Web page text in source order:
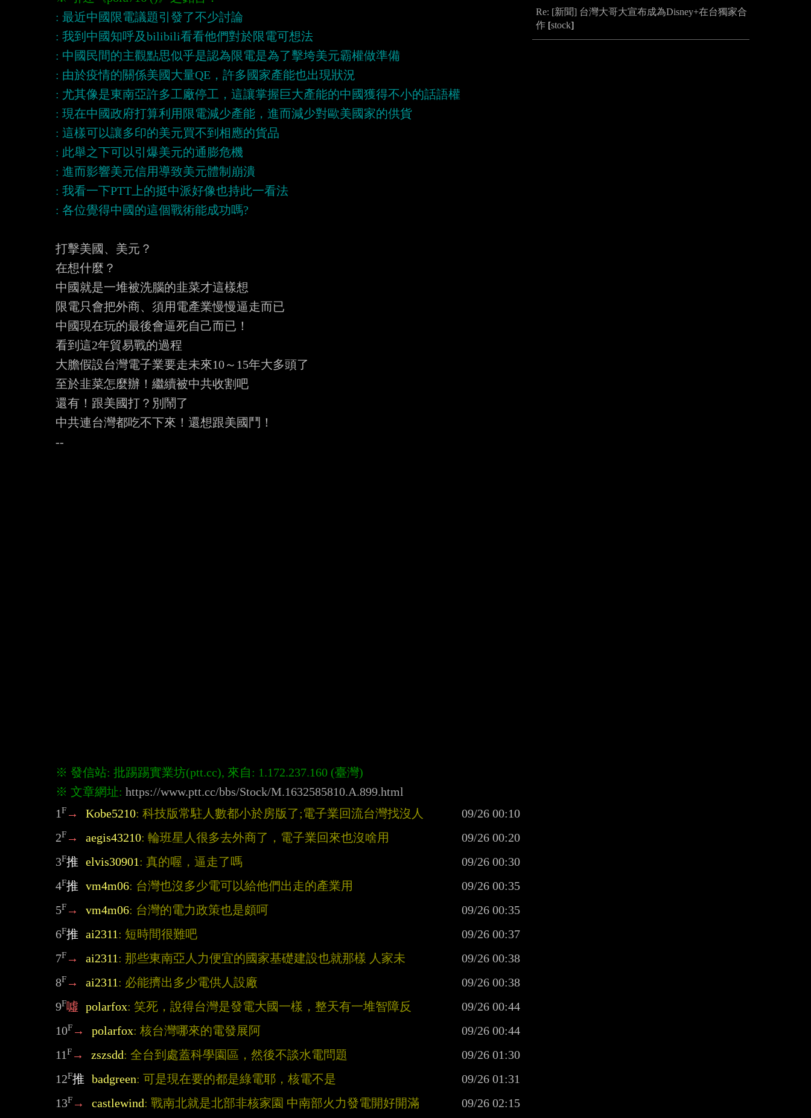
打擊美國、美元？
在想什麼？
中國就是一堆被洗腦的韭菜才這樣想
限電只會把外商、須用電產業慢慢逼走而已
中國現在玩的最後會逼死自己而已！
看到這2年貿易戰的過程
大膽假設台灣電子業要走未來10～15年大多頭了
至於韭菜怎麼辦！繼續被中共收割吧
還有！跟美國打？別鬧了
中共連台灣都吃不下來！還想跟美國鬥！
※ 文章網址: https://www.ptt.cc/bbs/Stock/M.1632585810.A.899.html
1F → Kobe5210: 科技版常駐人數都小於房版了;電子業回流台灣找沒人
2F → aegis43210: 輪班星人很多去外商了，電子業回來也沒啥用
3F推 elvis30901: 真的喔，逼走了嗎
4F推 vm4m06: 台灣也沒多少電可以給他們出走的產業用
5F → vm4m06: 台灣的電力政策也是頗呵
6F推 ai2311: 短時間很難吧
7F → ai2311: 那些東南亞人力便宜的國家基礎建設也就那樣 人家未
8F → ai2311: 必能擠出多少電供人設廠
9F噓 polarfox: 笑死，說得台灣是發電大國一樣，整天有一堆智障反
10F → polarfox: 核台灣哪來的電發展阿
11F → zszsdd: 全台到處蓋科學園區，然後不談水電問題
12F推 badgreen: 可是現在要的都是綠電耶，核電不是
13F → castlewind: 戰南北就是北部非核家園 中南部火力發電開好開滿
Re: [新聞] 台灣大哥大宣布成為Disney+在台獨家合
作 [stock]